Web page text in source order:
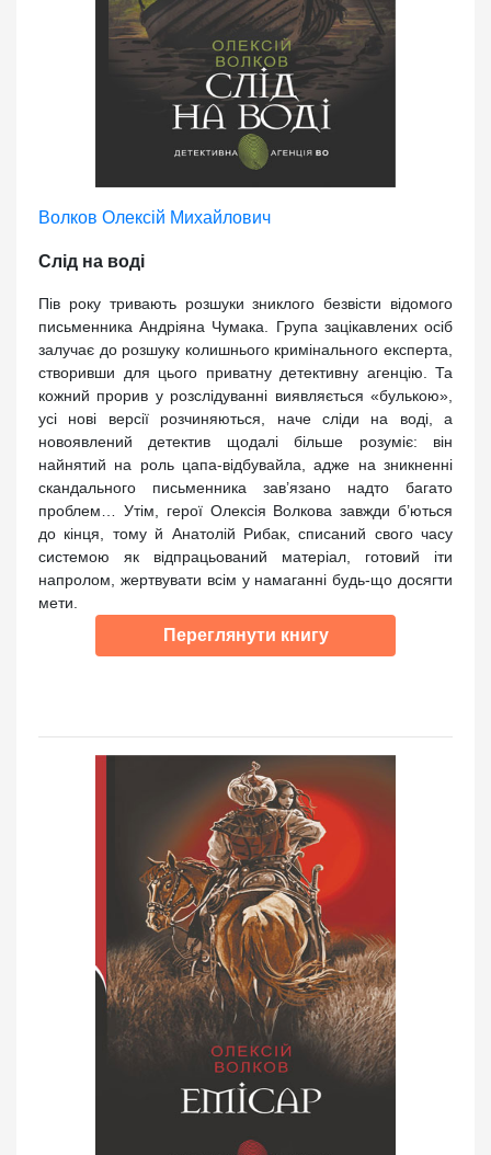
Волков Олексій Михайлович
Слід на воді
Пів року тривають розшуки зниклого безвісти відомого
письменника Андріяна Чумака. Група зацікавлених осіб
залучає до розшуку колишнього кримінального експерта,
створивши для цього приватну детективну агенцію. Та
кожний прорив у розслідуванні виявляється «булькою»,
усі нові версії розчиняються, наче сліди на воді, а
новоявлений детектив щодалі більше розуміє: він
найнятий на роль цапа-відбувайла, адже на зникненні
скандального письменника зав’язано надто багато
проблем… Утім, герої Олексія Волкова завжди б’ються
до кінця, тому й Анатолій Рибак, списаний свого часу
системою як відпрацьований матеріал, готовий іти
напролом, жертвувати всім у намаганні будь-що досягти
мети.
Переглянути книгу